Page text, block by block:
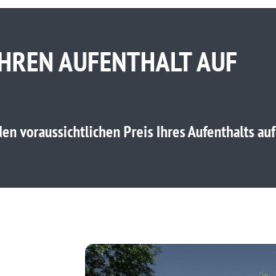
AUFENTHALT AUF
voraussichtlichen Preis Ihres Aufenthalts auf